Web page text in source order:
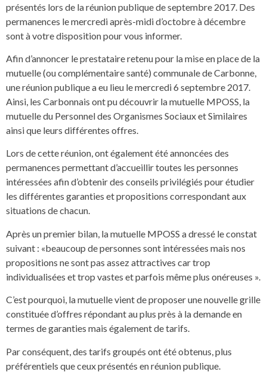
présentés lors de la réunion publique de septembre 2017. Des
permanences le mercredi après-midi d’octobre à décembre
sont à votre disposition pour vous informer.
Afin d’annoncer le prestataire retenu pour la mise en place de la
mutuelle (ou complémentaire santé) communale de Carbonne,
une réunion publique a eu lieu le mercredi 6 septembre 2017.
Ainsi, les Carbonnais ont pu découvrir la mutuelle MPOSS, la
mutuelle du Personnel des Organismes Sociaux et Similaires
ainsi que leurs différentes offres.
Lors de cette réunion, ont également été annoncées des
permanences permettant d’accueillir toutes les personnes
intéressées afin d’obtenir des conseils privilégiés pour étudier
les différentes garanties et propositions correspondant aux
situations de chacun.
Après un premier bilan, la mutuelle MPOSS a dressé le constat
suivant : «beaucoup de personnes sont intéressées mais nos
propositions ne sont pas assez attractives car trop
individualisées et trop vastes et parfois même plus onéreuses ».
C’est pourquoi, la mutuelle vient de proposer une nouvelle grille
constituée d’offres répondant au plus près à la demande en
termes de garanties mais également de tarifs.
Par conséquent, des tarifs groupés ont été obtenus, plus
préférentiels que ceux présentés en réunion publique.